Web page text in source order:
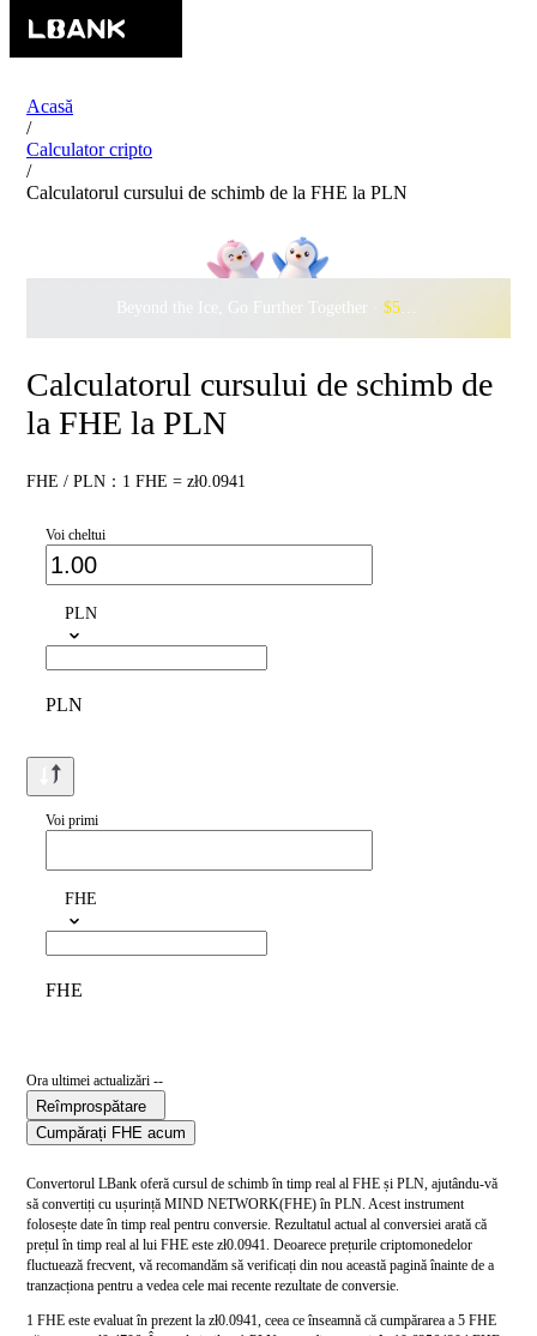
Acasă
/
Calculator cripto
/
Calculatorul cursului de schimb de la FHE la PLN
Beyond the Ice, Go Further Together · $500,000
Calculatorul cursului de schimb de
la FHE la PLN
FHE / PLN：1 FHE = zł0.0941
Voi cheltui
PLN
PLN
Voi primi
FHE
FHE
Ora ultimei actualizări --
Reîmprospătare
Cumpărați FHE acum
Convertorul LBank oferă cursul de schimb în timp real al FHE și PLN, ajutându-vă
să convertiți cu ușurință MIND NETWORK(FHE) în PLN. Acest instrument
folosește date în timp real pentru conversie. Rezultatul actual al conversiei arată că
prețul în timp real al lui FHE este zł0.0941. Deoarece prețurile criptomonedelor
fluctuează frecvent, vă recomandăm să verificați din nou această pagină înainte de a
tranzacționa pentru a vedea cele mai recente rezultate de conversie.
1 FHE este evaluat în prezent la zł0.0941, ceea ce înseamnă că cumpărarea a 5 FHE